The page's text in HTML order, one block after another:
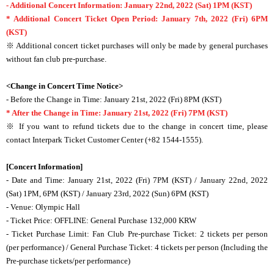
- Additional Concert Information: January 22nd, 2022 (Sat) 1PM (KST)
* Additional Concert Ticket Open Period: January 7th, 2022 (Fri) 6PM
(KST)
※ Additional concert ticket purchases will only be made by general purchases
without fan club pre-purchase.
<Change in Concert Time Notice>
- Before the Change in Time: January 21st, 2022 (Fri) 8PM (KST)
* After the Change in Time: January 21st, 2022 (Fri) 7PM (KST)
※ If you want to refund tickets due to the change in concert time, please
contact Interpark Ticket Customer Center (+82 1544-1555).
[Concert Information]
- Date and Time: January 21st, 2022 (Fri) 7PM (KST) / January 22nd, 2022
(Sat) 1PM, 6PM (KST) / January 23rd, 2022 (Sun) 6PM (KST)
- Venue: Olympic Hall
- Ticket Price: OFFLINE: General Purchase 132,000 KRW
- Ticket Purchase Limit: Fan Club Pre-purchase Ticket: 2 tickets per person
(per performance) / General Purchase Ticket: 4 tickets per person (Including the
Pre-purchase tickets/per performance)